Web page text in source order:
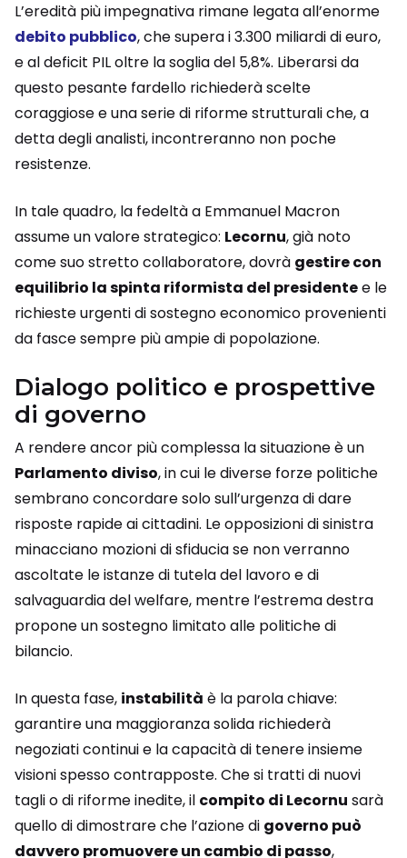
L’eredità più impegnativa rimane legata all’enorme
debito pubblico, che supera i 3.300 miliardi di euro,
e al deficit PIL oltre la soglia del 5,8%. Liberarsi da
questo pesante fardello richiederà scelte
coraggiose e una serie di riforme strutturali che, a
detta degli analisti, incontreranno non poche
resistenze.
In tale quadro, la fedeltà a Emmanuel Macron
assume un valore strategico: Lecornu, già noto
come suo stretto collaboratore, dovrà gestire con
equilibrio la spinta riformista del presidentee le
richieste urgenti di sostegno economico provenienti
da fasce sempre più ampie di popolazione.
Dialogo politico e prospettive
di governo
A rendere ancor più complessa la situazione è un
Parlamento diviso, in cui le diverse forze politiche
sembrano concordare solo sull’urgenza di dare
risposte rapide ai cittadini. Le opposizioni di sinistra
minacciano mozioni di sfiducia se non verranno
ascoltate le istanze di tutela del lavoro e di
salvaguardia del welfare, mentre l’estrema destra
propone un sostegno limitato alle politiche di
bilancio.
In questa fase, instabilità è la parola chiave:
garantire una maggioranza solida richiederà
negoziati continui e la capacità di tenere insieme
visioni spesso contrapposte. Che si tratti di nuovi
tagli o di riforme inedite, il compito di Lecornu sarà
quello di dimostrare che l’azione di governo può
davvero promuovere un cambio di passo,